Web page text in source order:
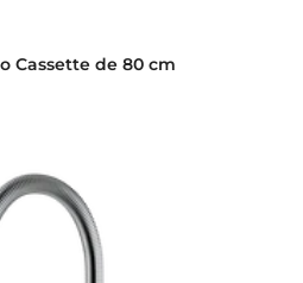
Cassette de 80 cm